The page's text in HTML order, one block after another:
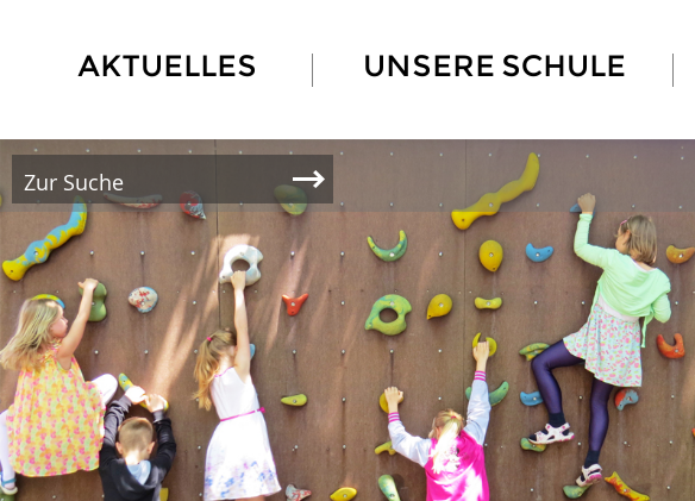
AKTUELLES UNSERE SCHULE